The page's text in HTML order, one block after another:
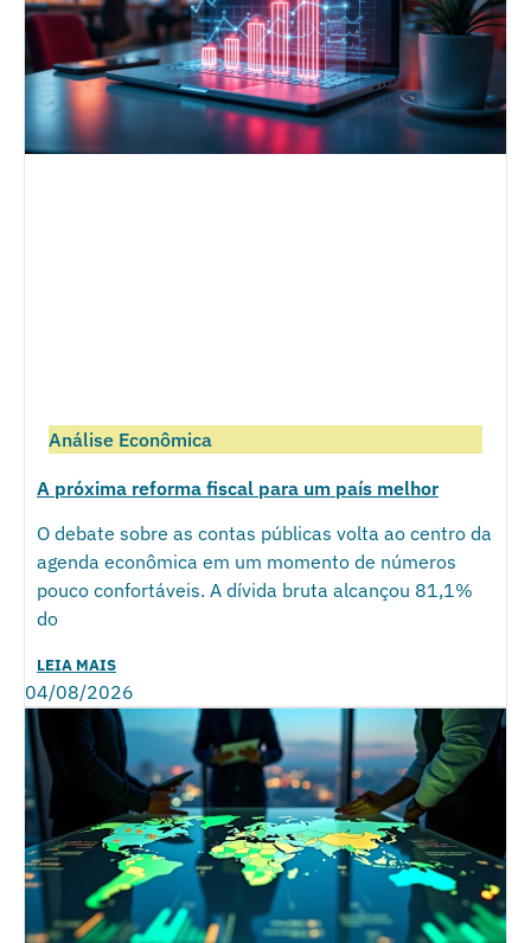
Análise Econômica
A próxima reforma fiscal para um país melhor
O debate sobre as contas públicas volta ao centro da
agenda econômica em um momento de números
pouco confortáveis. A dívida bruta alcançou 81,1%
do
LEIA MAIS
04/08/2026